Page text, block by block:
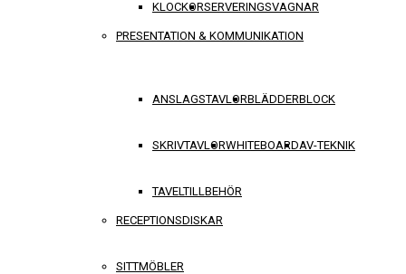
KLOCKORSERVERINGSVAGNAR
PRESENTATION & KOMMUNIKATION
ANSLAGSTAVLORBLÄDDERBLOCK
SKRIVTAVLORWHITEBOARDAV-TEKNIK
TAVELTILLBEHÖR
RECEPTIONSDISKAR
SITTMÖBLER